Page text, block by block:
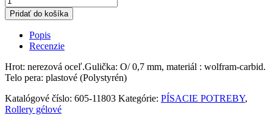
gelový
UNI
UM-
SIGNO
GELSTICK
modrý
Pridať do košíka
Popis
Recenzie
Hrot: nerezová oceľ.Gulička: O/ 0,7 mm, materiál : wolfram-carbid.
Telo pera: plastové (Polystyrén)
Katalógové číslo: 605-11803 Kategórie: PÍSACIE POTREBY,
Rollery gélové